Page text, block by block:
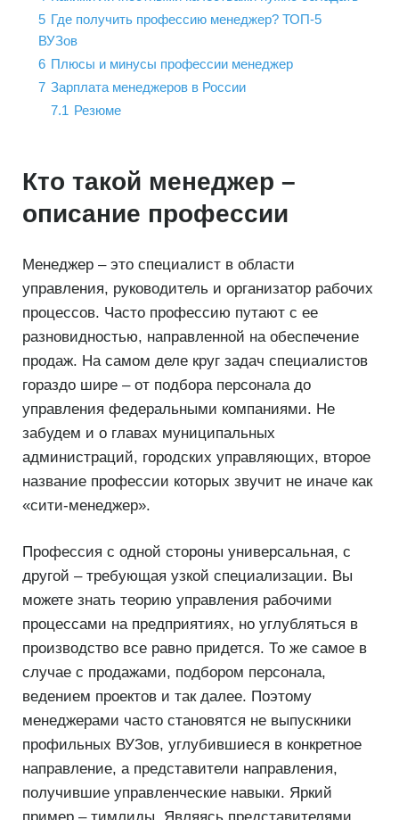
5 Где получить профессию менеджер? ТОП-5
ВУЗов
6 Плюсы и минусы профессии менеджер
7 Зарплата менеджеров в России
7.1 Резюме
Кто такой менеджер –
описание профессии
Менеджер – это специалист в области
управления, руководитель и организатор рабочих
процессов. Часто профессию путают с ее
разновидностью, направленной на обеспечение
продаж. На самом деле круг задач специалистов
гораздо шире – от подбора персонала до
управления федеральными компаниями. Не
забудем и о главах муниципальных
администраций, городских управляющих, второе
название профессии которых звучит не иначе как
«сити-менеджер».
Профессия с одной стороны универсальная, с
другой – требующая узкой специализации. Вы
можете знать теорию управления рабочими
процессами на предприятиях, но углубляться в
производство все равно придется. То же самое в
случае с продажами, подбором персонала,
ведением проектов и так далее. Поэтому
менеджерами часто становятся не выпускники
профильных ВУЗов, углубившиеся в конкретное
направление, а представители направления,
получившие управленческие навыки. Яркий